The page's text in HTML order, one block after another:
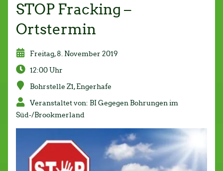
STOP Fracking –
Ortstermin
Freitag, 8. November 2019
12:00 Uhr
Bohrstelle Z1, Engerhafe
Veranstaltet von: BI Gegegen Bohrungen im
Süd-/Brookmerland